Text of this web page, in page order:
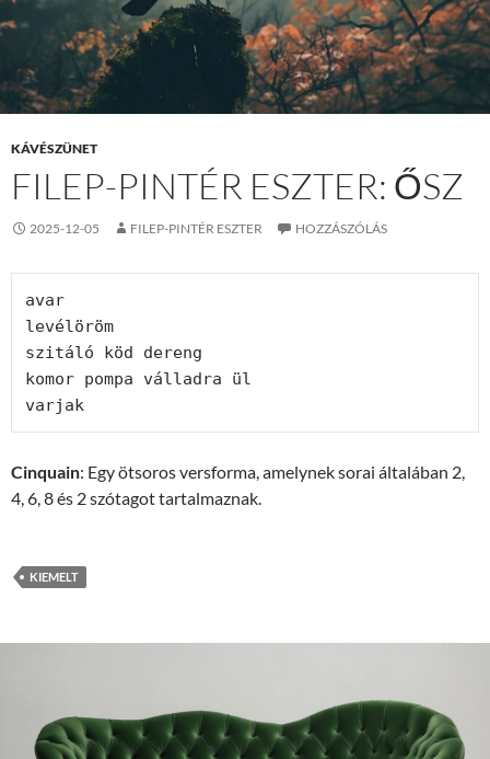
KÁVÉSZÜNET
FILEP-PINTÉR ESZTER: ŐSZ
2025-12-05 FILEP-PINTÉR ESZTER HOZZÁSZÓLÁS
avar
levélöröm
szitáló köd dereng
komor pompa válladra ül
varjak
Cinquain: Egy ötsoros versforma, amelynek sorai általában 2,
4, 6, 8 és 2 szótagot tartalmaznak.
KIEMELT